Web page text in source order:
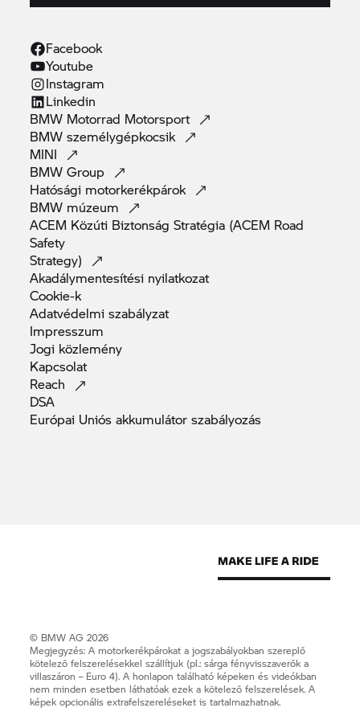
Facebook
Youtube
Instagram
Linkedin
BMW Motorrad Motorsport
BMWszemélygépkocsik
MINI
BMWGroup
Hatósági motorkerékpárok
BMW múzeum
ACEM Közúti Biztonság Stratégia (ACEM Road
Safety
Strategy)
Akadálymentesítési nyilatkozat
Cookie-k
Adatvédelmiszabályzat
Impresszum
Jogi közlemény
Kapcsolat
Reach
DSA
Európai Uniós akkumulátorszabályozás
© BMW AG 2026
Megjegyzés: A motorkerékpárokat a jogszabályokban szereplő
kötelező felszerelésekkel szállítjuk (pl.: sárga fényvisszaverők a
villaszáron – Euro 4). A honlapon található képeken és videókban
nem minden esetben láthatóak ezek a kötelező felszerelések. A
képek opcionális extrafelszereléseket is tartalmazhatnak.